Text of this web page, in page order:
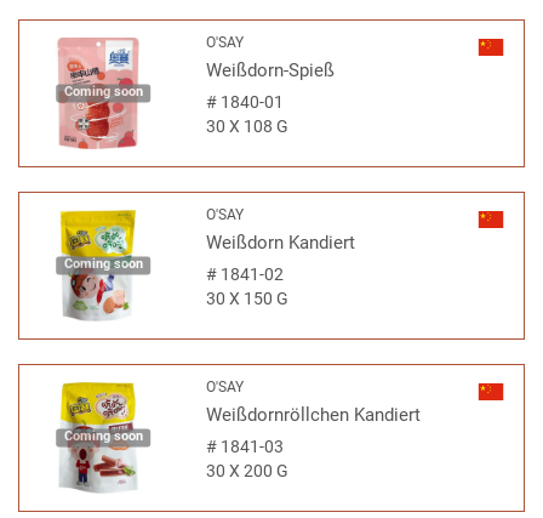
Coming soon
O'SAY
Weißdorn-Spieß
#1840-01
30 X 108 G
Coming soon
O'SAY
Weißdorn Kandiert
#1841-02
30 X 150 G
Coming soon
O'SAY
Weißdornröllchen Kandiert
#1841-03
30 X 200 G